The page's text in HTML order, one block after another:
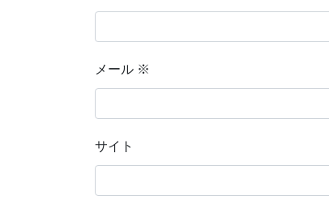
メール ※
サイト